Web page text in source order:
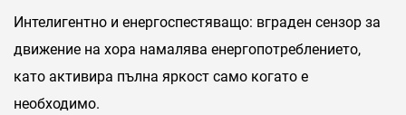
Интелигентно и енергоспестяващо: вграден сензор за
движение на хора намалява енергопотреблението,
като активира пълна яркост само когато е
необходимо.